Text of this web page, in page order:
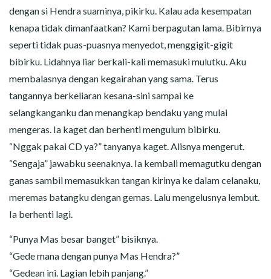
dengan si Hendra suaminya, pikirku. Kalau ada kesempatan
kenapa tidak dimanfaatkan? Kami berpagutan lama. Bibirnya
seperti tidak puas-puasnya menyedot, menggigit-gigit
bibirku. Lidahnya liar berkali-kali memasuki mulutku. Aku
membalasnya dengan kegairahan yang sama. Terus
tangannya berkeliaran kesana-sini sampai ke
selangkanganku dan menangkap bendaku yang mulai
mengeras. Ia kaget dan berhenti mengulum bibirku.
“Nggak pakai CD ya?” tanyanya kaget. Alisnya mengerut.
“Sengaja” jawabku seenaknya. Ia kembali memagutku dengan
ganas sambil memasukkan tangan kirinya ke dalam celanaku,
meremas batangku dengan gemas. Lalu mengelusnya lembut.
Ia berhenti lagi.
“Punya Mas besar banget” bisiknya.
“Gede mana dengan punya Mas Hendra?”
“Gedean ini. Lagian lebih panjang.”